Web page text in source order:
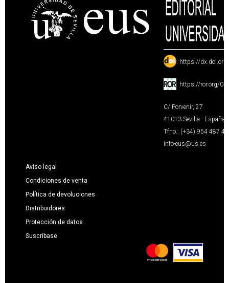
: https://
: https://ror.org/
C/ Porvenir, 27
41013 Sevilla · España
Tfno.: (+34) 954 487
info-eus@us.es
Aviso legal
Condiciones de venta
Política de devoluciones
Distribuidores
Protección de datos
Suscríbase